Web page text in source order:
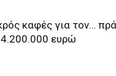
καφές για τον…
ευρώ